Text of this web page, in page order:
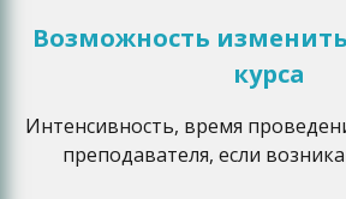
Возможность
курса
Интенсивность, время
преподавателя, если